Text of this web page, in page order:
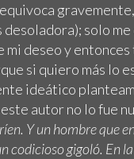
desoladora); solo
deseo y
si quiero más lo
ideático
autor no lo fue
Y un hombre que
codicioso gigoló. En